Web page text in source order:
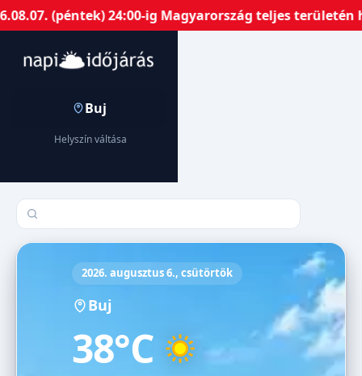
24:00-ig Magyarország teljes területén
Buj
Helyszín váltása
Település keresése
2026. augusztus 6., csütörtök
Buj
38°C